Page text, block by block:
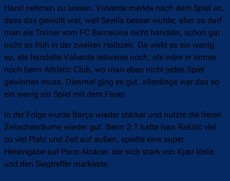
Hand nehmen zu lassen. Valverde merkte nach dem Spiel an,
dass das gewollt war, weil Sevilla besser wurde; aber so darf
man als Trainer vom FC Barcelona nicht handeln, schon gar
nicht so früh in der zweiten Halbzeit. Da wirkt es ein wenig
so, als handelte Valverde teilweise noch, als wäre er immer
noch beim Athletic Club, wo man eben nicht jedes Spiel
gewinnen muss. Diesmal ging es gut, allerdings war das so
ein wenig ein Spiel mit dem Feuer.
In der Folge wurde Barça wieder stärker und nutzte die freien
Zwischenräume wieder gut. Beim 2:1 hatte Ivan Rakitić viel
zu viel Platz und Zeit auf außen, spielte eine super
Hereingabe auf Paco Alcácer, der sich stark von Kjær löste
und den Siegtreffer markierte.